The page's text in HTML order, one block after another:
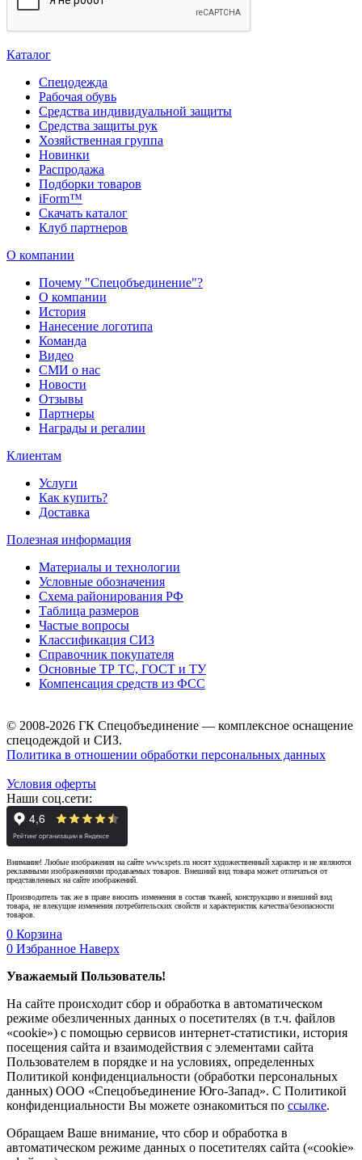
Каталог
Спецодежда
Рабочая обувь
Средства индивидуальной защиты
Средства защиты рук
Хозяйственная группа
Новинки
Распродажа
Подборки товаров
iForm™
Скачать каталог
Клуб партнеров
О компании
Почему "Спецобъединение"?
О компании
История
Нанесение логотипа
Команда
Видео
СМИ о нас
Новости
Отзывы
Партнеры
Награды и регалии
Клиентам
Услуги
Как купить?
Доставка
Полезная информация
Материалы и технологии
Условные обозначения
Схема районирования РФ
Таблица размеров
Частые вопросы
Классификация СИЗ
Справочник покупателя
Основные ТР ТС, ГОСТ и ТУ
Компенсация средств из ФСС
© 2008-2026 ГК Спецобъединение — комплексное оснащение
спецодеждой и СИЗ.
Политика в отношении обработки персональных данных
Условия оферты
Наши соц.сети:
Внимание! Любые изображения на сайте www.spets.ru носят художественный характер и не являются
рекламными изображениями продаваемых товаров. Внешний вид товара может отличаться от
представленных на сайте изображений.
Производитель так же в праве вносить изменения в состав тканей, конструкцию и внешний вид
товара, не влекущие изменения потребительских свойств и характеристик качества/безопасности
товаров.
0 Корзина
0 Избранное Наверх
Уважаемый Пользователь!
На сайте происходит сбор и обработка в автоматическом
режиме обезличенных данных о посетителях (в т.ч. файлов
«cookie») с помощью сервисов интернет-статистики, история
посещения сайта и взаимодействия с элементами сайта
Пользователем в порядке и на условиях, определенных
Политикой конфиденциальности (обработки персональных
данных) ООО «Спецобъединение Юго-Запад». С Политикой
конфиденциальности Вы можете ознакомиться по ссылке.
Обращаем Ваше внимание, что сбор и обработка в
автоматическом режиме данных о посетителях сайта («cookie»